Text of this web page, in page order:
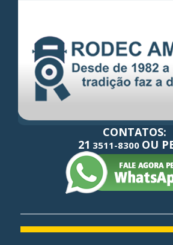
CONTATOS:
21 3511-8300 OU